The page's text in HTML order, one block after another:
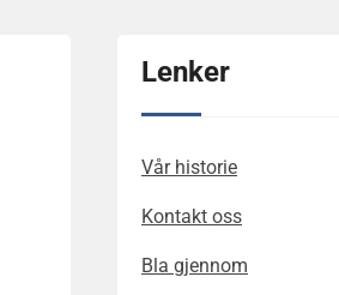
Lenker
Vår historie
Kontakt oss
Bla gjennom